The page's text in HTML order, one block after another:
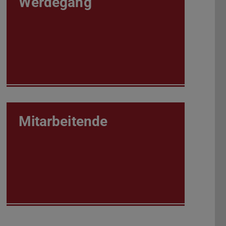
Mitarbeitende